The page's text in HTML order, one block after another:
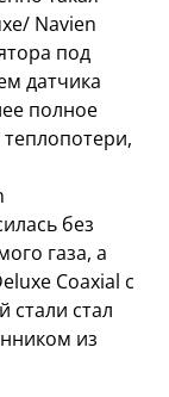
Navien
под
датчика
полное
без
газа, а
Coaxial с
стал
из